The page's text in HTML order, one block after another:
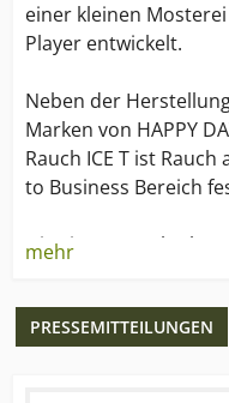
einer kleinen
Player entwickelt.
Neben der
Marken von HAPPY
Rauch ICE T ist
to Business Bereich
Die Firma Rauch
internationale
und Halbwaren.
mehr
PRESSEMITTEILUNGEN